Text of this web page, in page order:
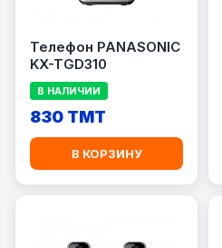
Телефон PANASONIC
KX-TGD310
В НАЛИЧИИ
830 TMT
В КОРЗИНУ